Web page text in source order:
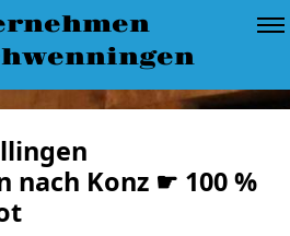
nach Konz ☛ 100 %